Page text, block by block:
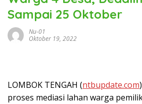
Sampai 25 Oktober
Nu-01
Oktober 19, 2022
LOMBOK TENGAH (ntbupdate.com
proses mediasi lahan warga